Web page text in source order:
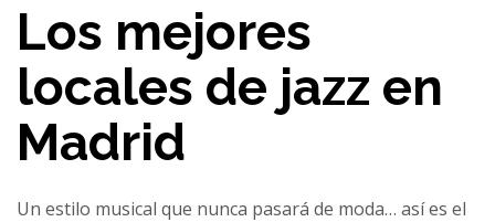
Los mejores
locales de jazz en
Madrid
Un estilo musical que nunca pasará de moda… así es el